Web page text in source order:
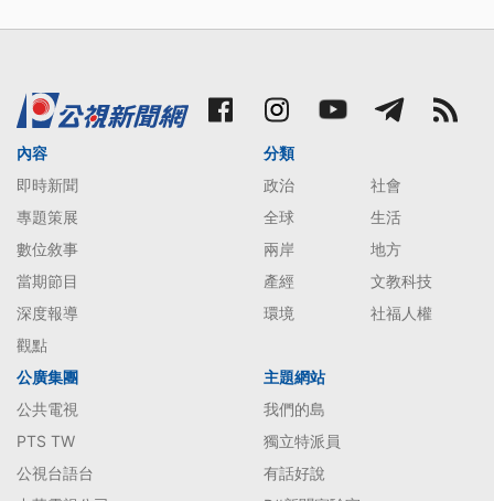
內容
即時新聞
專題策展
數位敘事
當期節目
深度報導
觀點
分類
政治
社會
全球
生活
兩岸
地方
產經
文教科技
環境
社福人權
公廣集團
公共電視
PTS TW
公視台語台
主題網站
我們的島
獨立特派員
有話好說